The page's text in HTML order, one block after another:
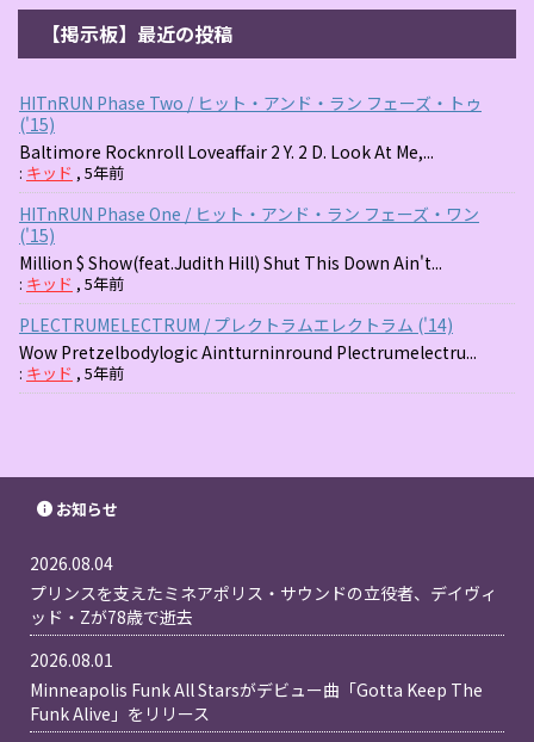
【掲示板】最近の投稿
HITnRUN Phase Two / ヒット・アンド・ラン フェーズ・トゥ
('15)
Baltimore Rocknroll Loveaffair 2 Y. 2 D. Look At Me,...
: キッド , 5年前
HITnRUN Phase One / ヒット・アンド・ラン フェーズ・ワン
('15)
Million $ Show(feat.Judith Hill) Shut This Down Ain't...
: キッド , 5年前
PLECTRUMELECTRUM / プレクトラムエレクトラム ('14)
Wow Pretzelbodylogic Aintturninround Plectrumelectru...
: キッド , 5年前
お知らせ
2026.08.04
プリンスを支えたミネアポリス・サウンドの立役者、デイヴィ
ッド・Zが78歳で逝去
2026.08.01
Minneapolis Funk All Starsがデビュー曲「Gotta Keep The
Funk Alive」をリリース